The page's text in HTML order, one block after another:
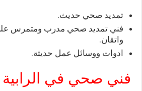
تمديد صحي حديث.
فني تمديد صحي مدرب ومتمرس
واتقان.
ادوات ووسائل عمل حديثة.
فني صحي في الرابية